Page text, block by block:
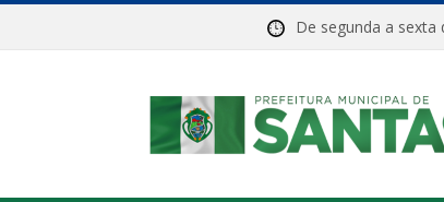
De segunda a